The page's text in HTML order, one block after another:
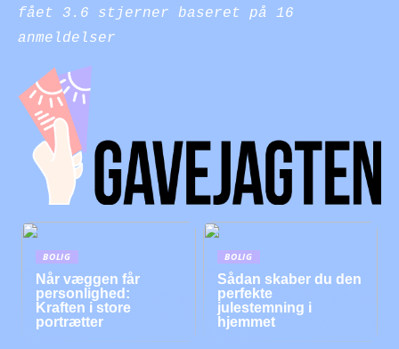
fået 3.6 stjerner baseret på 16
anmeldelser
BOLIG
Når væggen får
personlighed:
Kraften i store
portrætter
BOLIG
Sådan skaber du den
perfekte
julestemning i
hjemmet